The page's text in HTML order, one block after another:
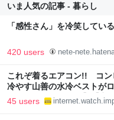
いま人気の記事 - 暮らし
「感性さん」を冷笑してい
420 users nete-
これぞ着るエアコン!! コン
冷やす山善の水冷ベストが
ざ・ろーど！その14】【空
45 users